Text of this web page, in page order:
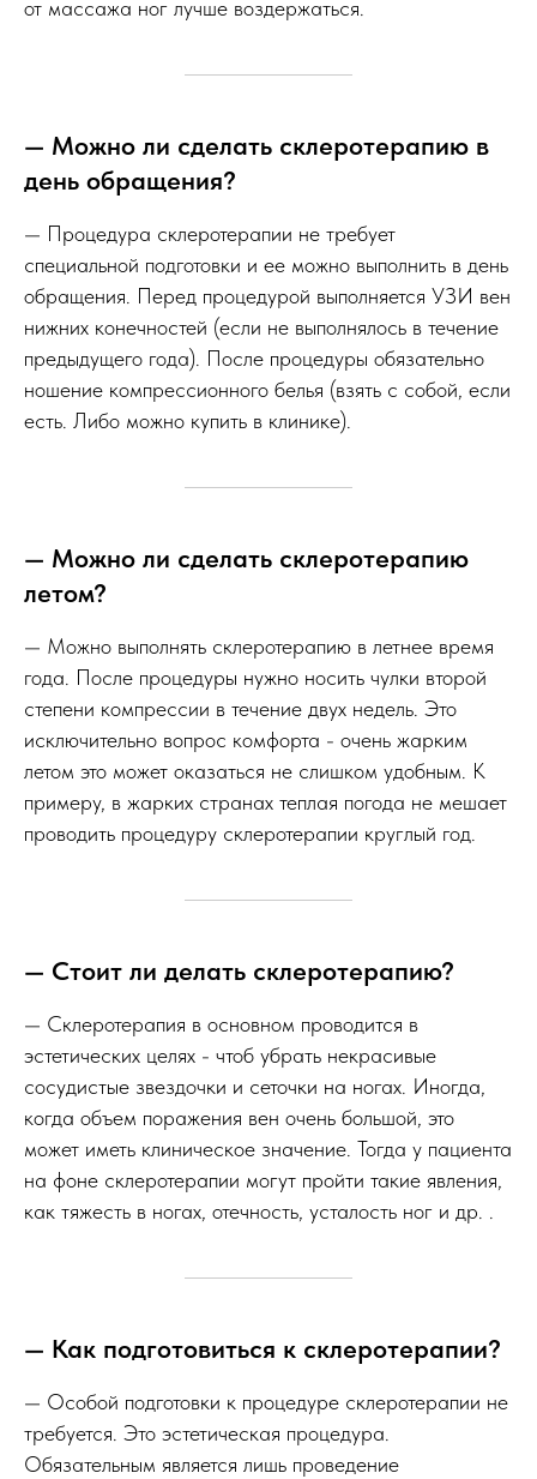
от массажа ног лучше воздержаться.
— Можно ли сделать склеротерапию в
день обращения?
— Процедура склеротерапии не требует
специальной подготовки и ее можно выполнить в день
обращения. Перед процедурой выполняется УЗИ вен
нижних конечностей (если не выполнялось в течение
предыдущего года). После процедуры обязательно
ношение компрессионного белья (взять с собой, если
есть. Либо можно купить в клинике).
— Можно ли сделать склеротерапию
летом?
— Можно выполнять склеротерапию в летнее время
года. После процедуры нужно носить чулки второй
степени компрессии в течение двух недель. Это
исключительно вопрос комфорта - очень жарким
летом это может оказаться не слишком удобным. К
примеру, в жарких странах теплая погода не мешает
проводить процедуру склеротерапии круглый год.
— Стоит ли делать склеротерапию?
— Склеротерапия в основном проводится в
эстетических целях - чтоб убрать некрасивые
сосудистые звездочки и сеточки на ногах. Иногда,
когда объем поражения вен очень большой, это
может иметь клиническое значение. Тогда у пациента
на фоне склеротерапии могут пройти такие явления,
как тяжесть в ногах, отечность, усталость ног и др. .
— Как подготовиться к склеротерапии?
— Особой подготовки к процедуре склеротерапии не
требуется. Это эстетическая процедура.
Обязательным является лишь проведение